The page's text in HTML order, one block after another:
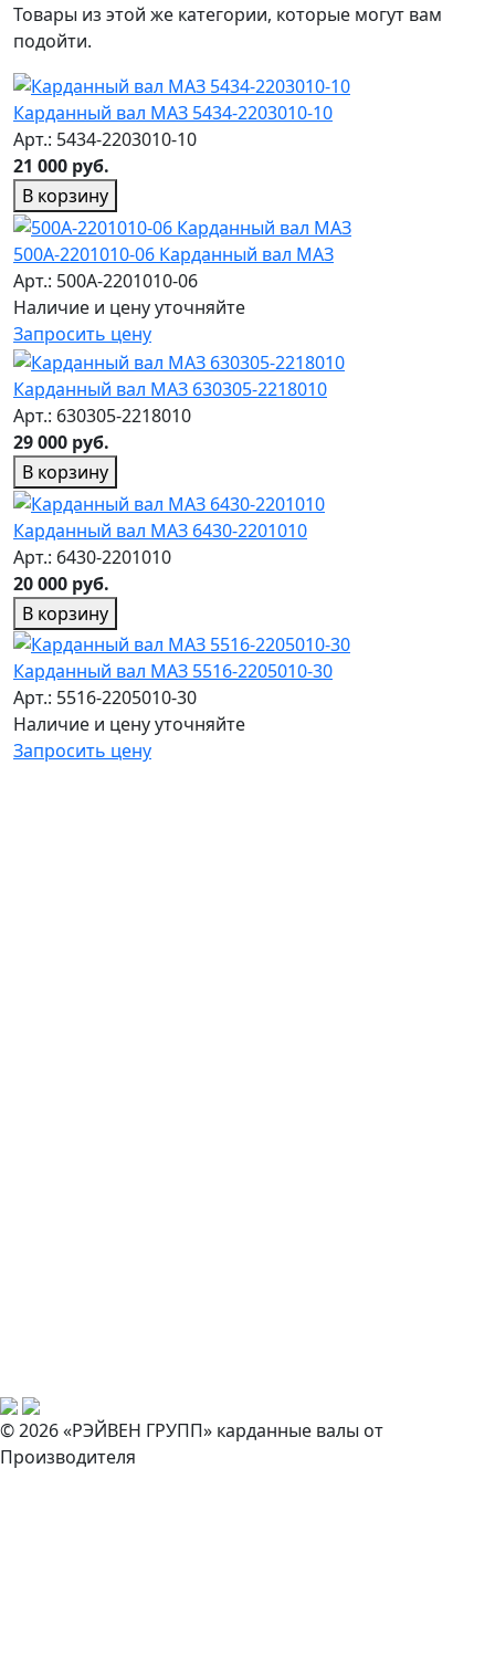
Товары из этой же категории, которые могут вам
подойти.
Карданный вал МАЗ 5434-2203010-10
Арт.: 5434-2203010-10
21 000 руб.
В корзину
500А-2201010-06 Карданный вал МАЗ
Арт.: 500А-2201010-06
Наличие и цену уточняйте
Запросить цену
Карданный вал МАЗ 630305-2218010
Арт.: 630305-2218010
29 000 руб.
В корзину
Карданный вал МАЗ 6430-2201010
Арт.: 6430-2201010
20 000 руб.
В корзину
Карданный вал МАЗ 5516-2205010-30
Арт.: 5516-2205010-30
Наличие и цену уточняйте
Запросить цену
© 2026 «РЭЙВЕН ГРУПП» карданные валы от
Производителя